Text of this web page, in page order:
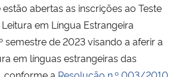
Regional
abertas as inscrições ao Teste
em Língua Estrangeira
semestre de 2023 visando a aferir a
em línguas estrangeiras das
conforme a Resolução n.º 003/2010,